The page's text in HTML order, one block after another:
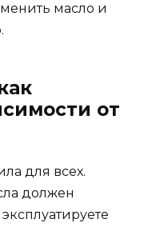
масло и
от
для всех.
должен